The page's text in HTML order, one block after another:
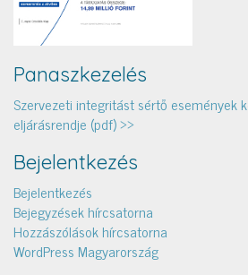
Panaszkezelés
Szervezeti integritást sértő események
eljárásrendje (pdf) >>
Bejelentkezés
Bejelentkezés
Bejegyzések hírcsatorna
Hozzászólások hírcsatorna
WordPress Magyarország